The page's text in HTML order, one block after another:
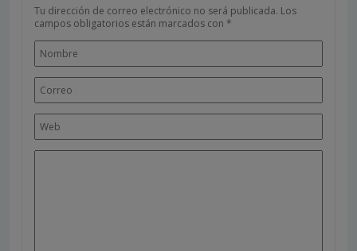
Tu dirección de correo electrónico no será publicada. Los
campos obligatorios están marcados con *